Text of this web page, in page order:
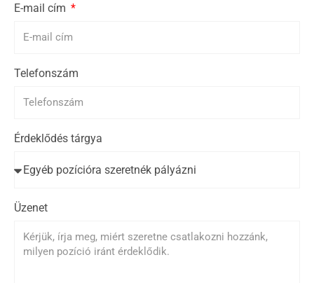
E-mail cím
Telefonszám
Érdeklődés tárgya
Üzenet